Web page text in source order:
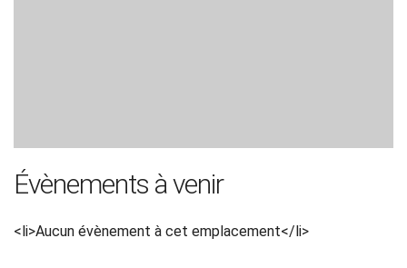
Évènements à venir
<li>Aucun évènement à cet emplacement</li>